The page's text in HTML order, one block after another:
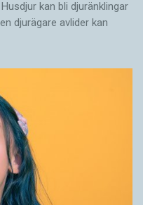
kan bli djuränklingar
djurägare avlider kan